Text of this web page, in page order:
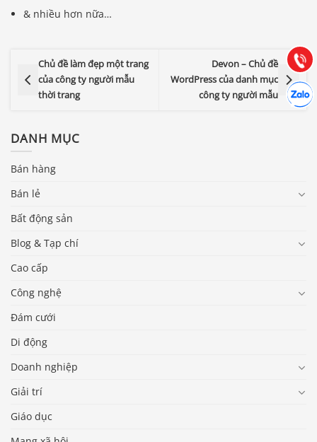
& nhiều hơn nữa…
Chủ đề làm đẹp một trang
của công ty người mẫu
thời trang
Devon – Chủ đề
WordPress của danh mục
công ty người mẫu
DANH MỤC
Bán hàng
Bán lẻ
Bất động sản
Blog & Tạp chí
Cao cấp
Công nghệ
Đám cưới
Di động
Doanh nghiệp
Giải trí
Giáo dục
Gọi
(028) 22.166.144
Chát
Hợp tác